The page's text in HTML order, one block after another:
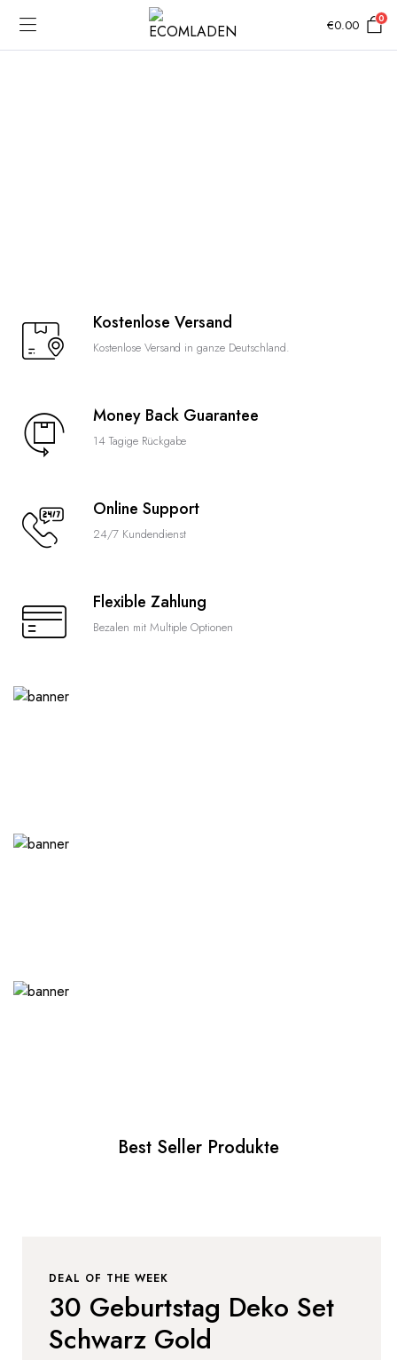
€0.00 0
Kostenlose Versand
Kostenlose Versand in ganze Deutschland.
Money Back Guarantee
14 Tagige Rückgabe
Online Support
24/7 Kundendienst
Flexible Zahlung
Bezalen mit Multiple Optionen
Best Seller Produkte
DEAL OF THE WEEK
30 Geburtstag Deko Set
Schwarz Gold